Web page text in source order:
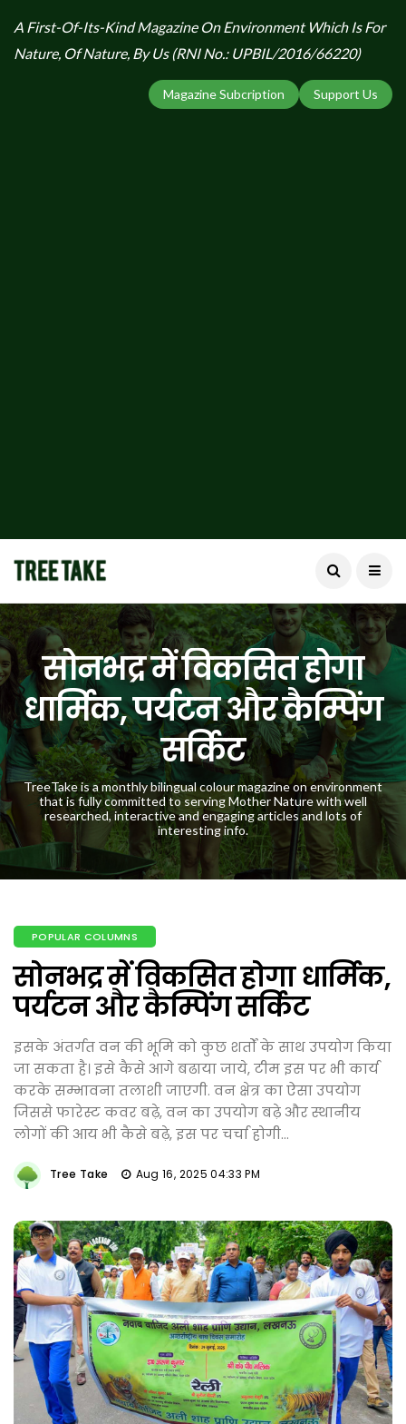
A First-Of-Its-Kind Magazine On Environment Which Is For
Nature, Of Nature, By Us (RNI No.: UPBIL/2016/66220)
Support Us
Magazine Subcription
सोनभद्र में विकसित होगा
धार्मिक, पर्यटन और कैम्पिंग
सर्किट
TreeTake is a monthly bilingual colour magazine on environment
that is fully committed to serving Mother Nature with well
researched, interactive and engaging articles and lots of
interesting info.
POPULAR COLUMNS
सोनभद्र में विकसित होगा धार्मिक,
पर्यटन और कैम्पिंग सर्किट
इसके अंतर्गत वन की भूमि को कुछ शर्तों के साथ उपयोग किया
जा सकता है। इसे कैसे आगे बढाया जाये, टीम इस पर भी कार्य
करके सम्भावना तलाशी जाएगी. वन क्षेत्र का ऐसा उपयोग
जिससे फारेस्ट कवर बढ़े, वन का उपयोग बढ़े और स्थानीय
लोगों की आय भी कैसे बढ़े, इस पर चर्चा होगी...
Tree Take Aug 16, 2025 04:33 PM